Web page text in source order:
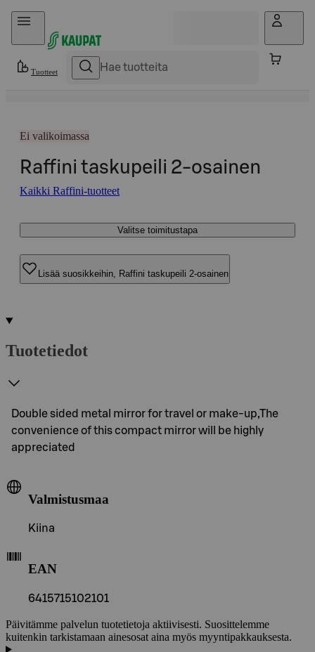
Hyppää sisältöön
Tuotteet
Ei valikoimassa
Raffini taskupeili 2-osainen
Kaikki Raffini-tuotteet
Valitse toimitustapa
Lisää suosikkeihin, Raffini taskupeili 2-osainen
Tuotetiedot
Double sided metal mirror for travel or make-up,The
convenience of this compact mirror will be highly
appreciated
Valmistusmaa
Kiina
EAN
6415715102101
Päivitämme palvelun tuotetietoja aktiivisesti. Suosittelemme
kuitenkin tarkistamaan ainesosat aina myös myyntipakkauksesta.